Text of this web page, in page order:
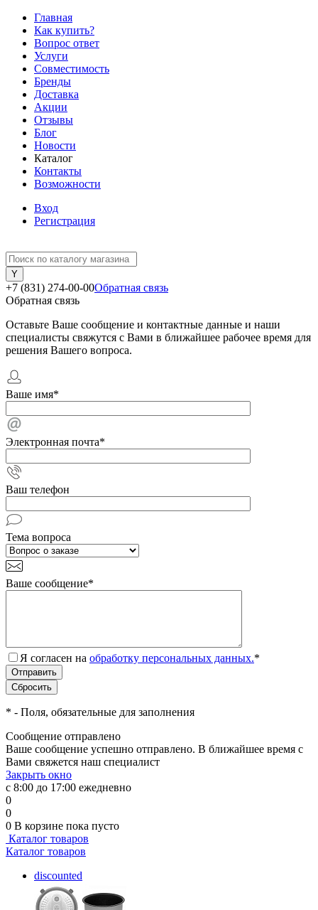
Главная
Как купить?
Вопрос ответ
Услуги
Совместимость
Бренды
Доставка
Акции
Отзывы
Блог
Новости
Каталог
Контакты
Возможности
Вход
Регистрация
+7 (831) 274-00-00Обратная связь
Обратная связь
Оставьте Ваше сообщение и контактные данные и наши
специалисты свяжутся с Вами в ближайшее рабочее время для
решения Вашего вопроса.
Ваше имя*
Электронная почта*
Ваш телефон
Тема вопроса
Ваше сообщение*
Я согласен на обработку персональных данных.*
* - Поля, обязательные для заполнения
Сообщение отправлено
Ваше сообщение успешно отправлено. В ближайшее время с
Вами свяжется наш специалист
Закрыть окно
с 8:00 до 17:00 ежедневно
0
0
0 В корзине пока пусто
Каталог товаров
Каталог товаров
discounted